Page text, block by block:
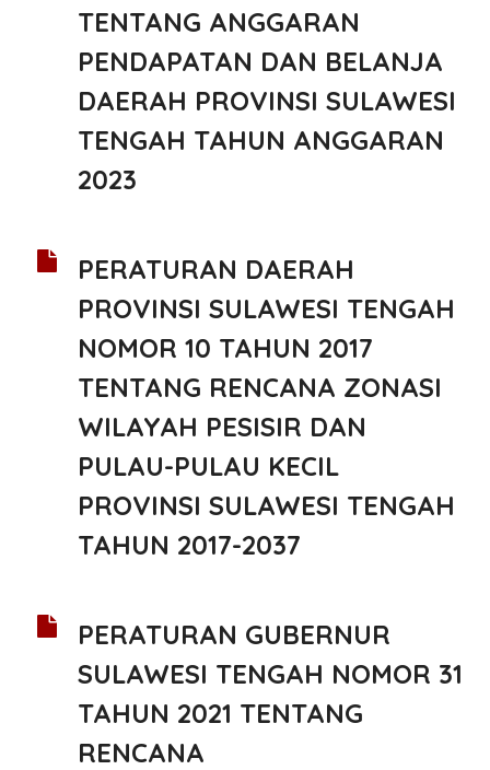
TENTANG ANGGARAN
PENDAPATAN DAN BELANJA
DAERAH PROVINSI SULAWESI
TENGAH TAHUN ANGGARAN
2023
PERATURAN DAERAH
PROVINSI SULAWESI TENGAH
NOMOR 10 TAHUN 2017
TENTANG RENCANA ZONASI
WILAYAH PESISIR DAN
PULAU-PULAU KECIL
PROVINSI SULAWESI TENGAH
TAHUN 2017-2037
PERATURAN GUBERNUR
SULAWESI TENGAH NOMOR 31
TAHUN 2021 TENTANG
RENCANA